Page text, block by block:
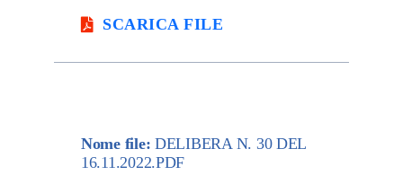
SCARICA FILE
Nome file: DELIBERA N. 30 DEL
16.11.2022.PDF